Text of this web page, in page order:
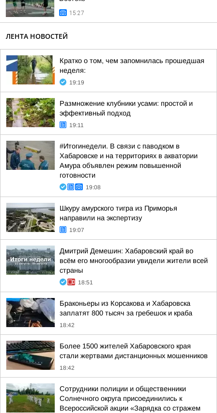
15:27
ЛЕНТА НОВОСТЕЙ
Кратко о том, чем запомнилась прошедшая
неделя:
19:19
Размножение клубники усами: простой и
эффективный подход
19:11
#Итогинедели. В связи с паводком в
Хабаровске и на территориях в акватории
Амура объявлен режим повышенной
готовности
19:08
Шкуру амурского тигра из Приморья
направили на экспертизу
19:07
Дмитрий Демешин: Хабаровский край во
всём его многообразии увидели жители всей
страны
18:51
Браконьеры из Корсакова и Хабаровска
заплатят 800 тысяч за гребешок и краба
18:42
Более 1500 жителей Хабаровского края
стали жертвами дистанционных мошенников
18:42
Сотрудники полиции и общественники
Солнечного округа присоединились к
Всероссийской акции «Зарядка со стражем